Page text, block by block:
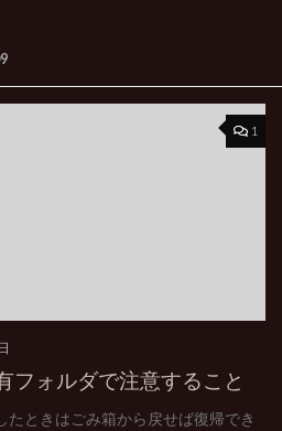
1
フォルダで注意すること
たときはごみ箱から戻せば復帰でき